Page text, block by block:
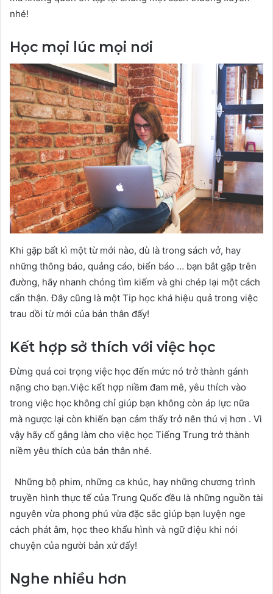
nhé!
Học mọi lúc mọi nơi
Khi gặp bất kì một từ mới nào, dù là trong sách vở, hay
những thông báo, quảng cáo, biển báo … bạn bắt gặp trên
đường, hãy nhanh chóng tìm kiếm và ghi chép lại một cách
cẩn thận. Đây cũng là một Tip học khá hiệu quả trong việc
trau dồi từ mới của bản thân đấy!
Kết hợp sở thích với việc học
Đừng quá coi trọng việc học đến mức nó trở thành gánh
nặng cho bạn.Việc kết hợp niềm đam mê, yêu thích vào
trong việc học không chỉ giúp bạn không còn áp lực nữa
mà ngược lại còn khiến bạn cảm thấy trở nên thú vị hơn . Vì
vậy hãy cố gắng làm cho việc học Tiếng Trung trở thành
niềm yêu thích của bản thân nhé.
Những bộ phim, những ca khúc, hay những chương trình
truyền hình thực tế của Trung Quốc đều là những nguồn tài
nguyên vừa phong phú vừa đặc sắc giúp bạn luyện nge
cách phát âm, học theo khẩu hình và ngữ điệu khi nói
chuyện của người bản xứ đấy!
Nghe nhiều hơn